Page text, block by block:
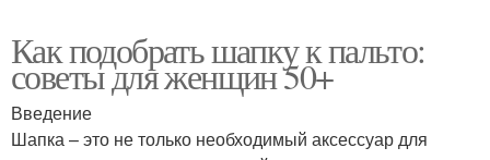
Как подобрать шапку к пальто:
советы для женщин 50+
Введение
Шапка – это не только необходимый аксессуар для